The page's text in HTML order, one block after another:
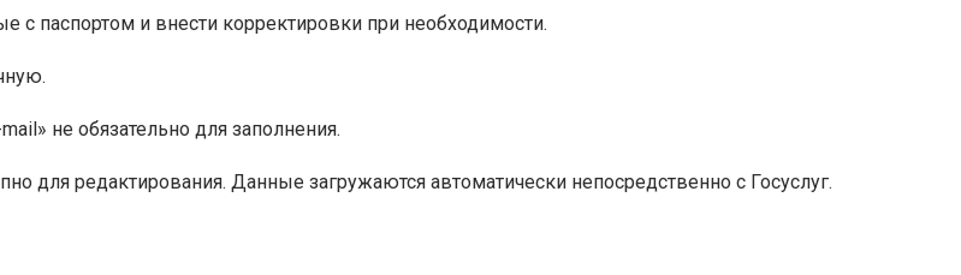
с паспортом и внести корректировки при необходимости.
не обязательно для заполнения.
для редактирования. Данные загружаются автоматически непосредственно с Госуслуг.